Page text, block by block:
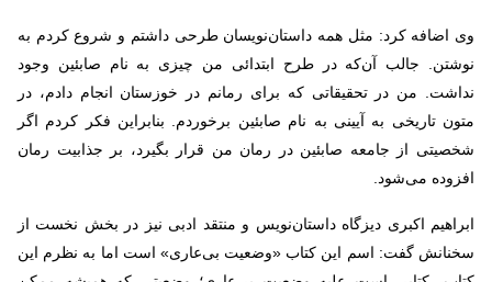
وی اضافه کرد: مثل همه داستان‌نویسان طرحی داشتم و شروع کردم به
نوشتن. جالب آن‌که در طرح ابتدائی من چیزی به نام صابئین وجود
نداشت. من در تحقیقاتی که برای رمانم در خوزستان انجام دادم، در
متون تاریخی به آیینی به نام صابئین برخوردم. بنابراین فکر کردم اگر
شخصیتی از جامعه صابئین در رمان من قرار بگیرد، بر جذابیت رمان
افزوده می‌شود.
ابراهیم اکبری دیزگاه داستان‌نویس و منتقد ادبی نیز در بخش نخست از
سخنانش گفت: اسم این کتاب «وضعیت بی‌عاری» است اما به نظرم این